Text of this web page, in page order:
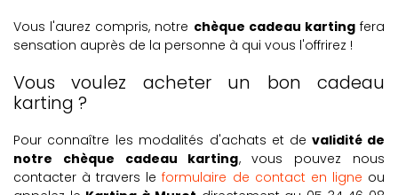
Vous l'aurez compris, notre chèque cadeau kartingfera
sensation auprès de la personne à qui vous l'offrirez !
Vous voulez acheter un bon cadeau
karting ?
Pour connaître les modalités d'achats et de validité de
notre chèque cadeau karting, vous pouvez nous
contacter à travers leformulaire de contact en ligne ou